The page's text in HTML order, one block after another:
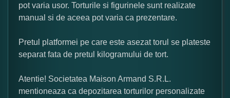
pot varia usor. Torturile si figurinele sunt realizate
manual si de aceea pot varia ca prezentare.
Pretul platformei pe care este asezat torul se plateste
separat fata de pretul kilogramului de tort.
Atentie! Societatea Maison Armand S.R.L.
mentioneaza ca depozitarea torturilor personalizate